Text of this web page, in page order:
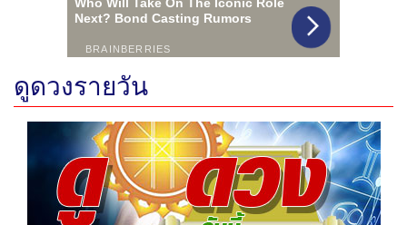
ดูดวงรายวัน